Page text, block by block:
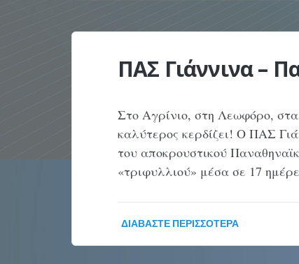
ΠΑΣ Γιάννινα –
Στο Αγρίνιο, στη Λεωφόρο,
καλύτερος κερδίζει! Ο ΠΑΣ
του αποκρουστικού
«τριφυλλιού» μέσα σε 17
ΔΙΑΒΆΣΤΕ ΠΕΡΙΣΣΌΤΕΡΑ